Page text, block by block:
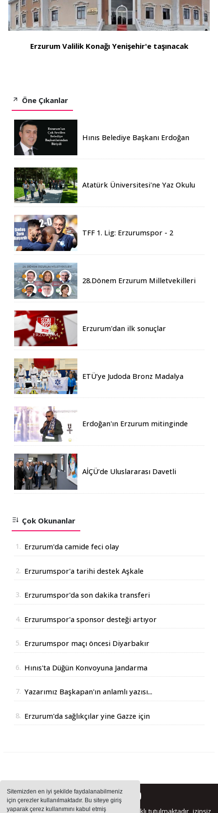
Sitemizden en iyi şekilde faydalanabilmeniz
için çerezler kullanılmaktadır. Bu siteye giriş
yaparak çerez kullanımını kabul etmiş
Erzurum Valilik Konağı Yenişehir'e taşınacak
Öne Çıkanlar
Hınıs Belediye Başkanı Erdoğan
Atatürk Üniversitesi'ne Yaz Okulu
TFF 1. Lig: Erzurumspor - 2
28.Dönem Erzurum Milletvekilleri
Erzurum'dan ilk sonuçlar
ETÜ’ye Judoda Bronz Madalya
Erdoğan'ın Erzurum mitinginde
AİÇÜ’de Uluslararası Davetli
Çok Okunanlar
1. Erzurum'da camide feci olay
2. Erzurumspor'a tarihi destek Aşkale
3. Erzurumspor'da son dakika transferi
4. Erzurumspor'a sponsor desteği artıyor
5. Erzurumspor maçı öncesi Diyarbakır
6. Hınıs'ta Düğün Konvoyuna Jandarma
7. Yazarımız Başkapan'ın anlamlı yazısı...
8. Erzurum'da sağlıkçılar yine Gazze için
Sitemizde bulunan içeriklerin tüm hakları saklı tutulmaktadır, izinsiz